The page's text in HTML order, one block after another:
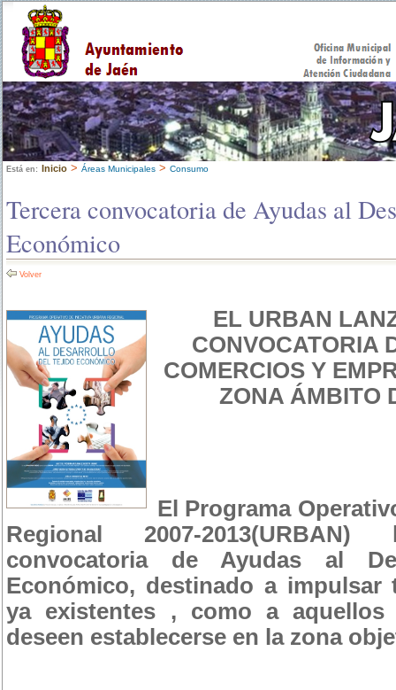
Está en: Inicio > Áreas Municipales > Consumo
Tercera convocatoria de Ayudas al
Económico
Volver
EL URBAN
CONVOCATORIA
COMERCIOS Y
ZONA ÁMBITO
El Programa
Regional 2007-
convocatoria de Ayudas al
Económico, destinado a
ya existentes , como a aquellos
deseen establecerse en la zona